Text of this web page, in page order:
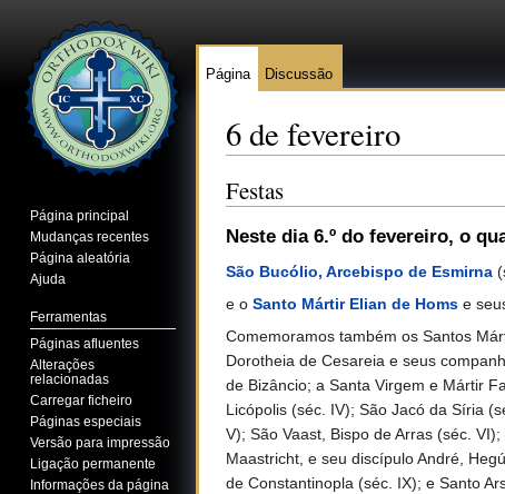
6 de fevereiro
Festas
Neste dia 6.º do fevereiro, o
São Bucólio, Arcebispo de Esmirna
e o Santo Mártir Elian de Homs e
Comemoramos também os Santos
Dorotheia de Cesareia e seus
de Bizâncio; a Santa Virgem e Mártir
Licópolis (séc. IV); São Jacó da Síria
V); São Vaast, Bispo de Arras (séc.
Maastricht, e seu discípulo André,
de Constantinopla (séc. IX); e Santo
Página Discussão
Página principal
Mudanças recentes
Página aleatória
Ajuda
Ferramentas
Páginas afluentes
Alterações
relacionadas
Carregar ficheiro
Páginas especiais
Versão para impressão
Ligação permanente
Informações da página